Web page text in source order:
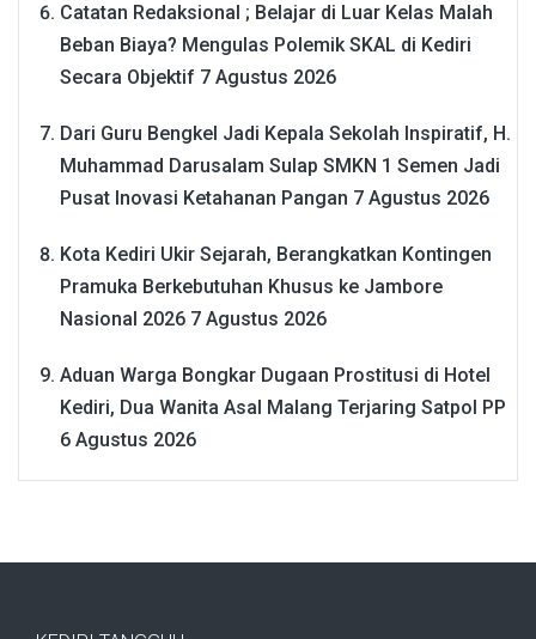
Catatan Redaksional ; Belajar di Luar Kelas Malah
Beban Biaya? Mengulas Polemik SKAL di Kediri
Secara Objektif 7 Agustus 2026
Dari Guru Bengkel Jadi Kepala Sekolah Inspiratif, H.
Muhammad Darusalam Sulap SMKN 1 Semen Jadi
Pusat Inovasi Ketahanan Pangan 7 Agustus 2026
Kota Kediri Ukir Sejarah, Berangkatkan Kontingen
Pramuka Berkebutuhan Khusus ke Jambore
Nasional 2026 7 Agustus 2026
Aduan Warga Bongkar Dugaan Prostitusi di Hotel
Kediri, Dua Wanita Asal Malang Terjaring Satpol PP
6 Agustus 2026